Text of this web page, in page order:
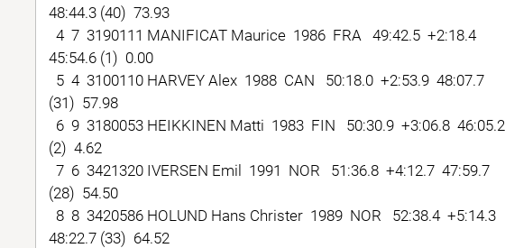
48:44.3 (40) 73.93
4 7 3190111 MANIFICAT Maurice 1986 FRA 49:42.5 +2:18.4
45:54.6 (1) 0.00
5 4 3100110 HARVEY Alex 1988 CAN 50:18.0 +2:53.9 48:07.7
(31) 57.98
6 9 3180053 HEIKKINEN Matti 1983 FIN 50:30.9 +3:06.8 46:05.2
(2) 4.62
7 6 3421320 IVERSEN Emil 1991 NOR 51:36.8 +4:12.7 47:59.7
(28) 54.50
8 8 3420586 HOLUND Hans Christer 1989 NOR 52:38.4 +5:14.3
48:22.7 (33) 64.52